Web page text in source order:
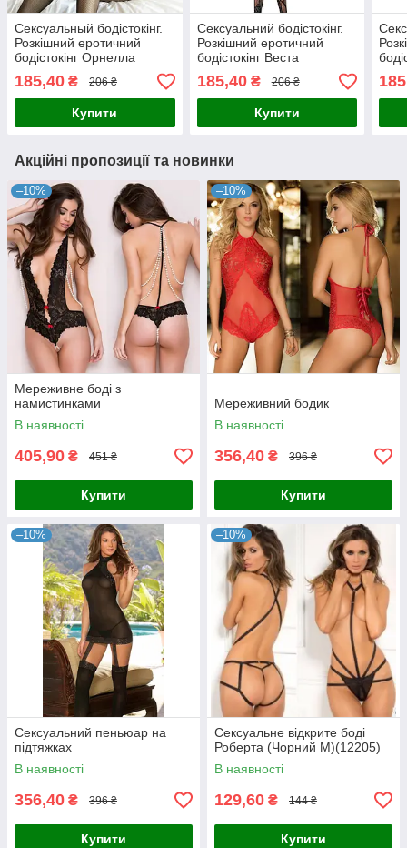
Сексуальный бодістокінг.
Розкішний еротичний
бодістокінг Орнелла
універсал. (XS-XL)
185,40 ₴ 206 ₴
Купити
Сексуальний бодістокінг.
Розкішний еротичний
бодістокінг Веста
універсал. (XS-XL)
185,40₴ 206 ₴
Купити
Акційні пропозиції та новинки
–10%
Мереживне боді з
намистинками
В наявності
405,90 ₴ 451 ₴
Купити
–10%
Мереживний бодик
В наявності
356,40 ₴ 396 ₴
Купити
–10%
Сексуальний пеньюар на
підтяжках
В наявності
356,40 ₴ 396 ₴
Купити
–10%
Сексуальне відкрите боді
Роберта (Чорний М)(12205)
В наявності
129,60 ₴ 144 ₴
Купити